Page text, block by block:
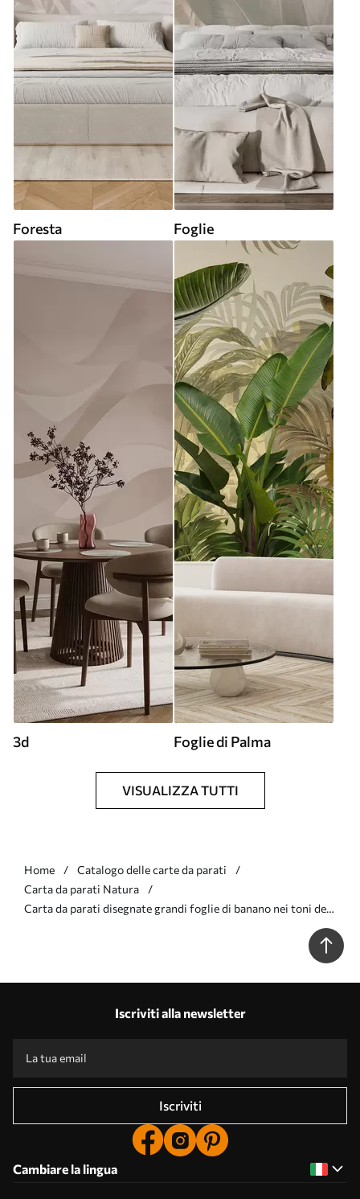
Foresta Foglie
3d Foglie di Palma
VISUALIZZA TUTTI
Home
Catalogo delle carte da parati
Carta da parati Natura
Carta da parati disegnate grandi foglie di banano nei toni del
Iscriviti alla newsletter
Iscriviti
Cambiare la lingua